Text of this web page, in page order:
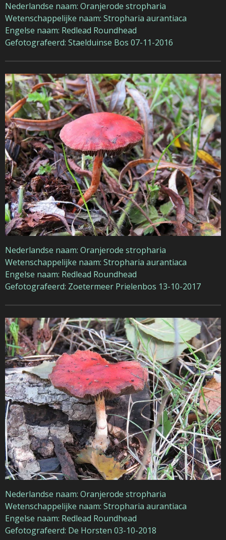
Nederlandse naam: Oranjerode stropharia
Wetenschappelijke naam: Stropharia aurantiaca
Engelse naam: Redlead Roundhead
Gefotografeerd: Staelduinse Bos 07-11-2016
Nederlandse naam: Oranjerode stropharia
Wetenschappelijke naam: Stropharia aurantiaca
Engelse naam: Redlead Roundhead
Gefotografeerd: Zoetermeer Prielenbos 13-10-2017
Nederlandse naam: Oranjerode stropharia
Wetenschappelijke naam: Stropharia aurantiaca
Engelse naam: Redlead Roundhead
Gefotografeerd: De Horsten 03-10-2018